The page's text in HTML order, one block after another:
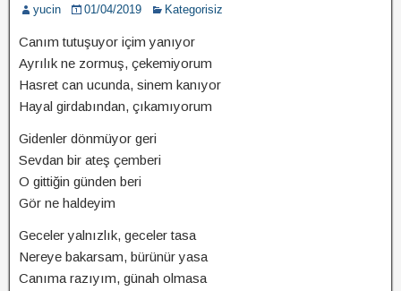
yucin 01/04/2019 Kategorisiz
Canım tutuşuyor içim yanıyor
Ayrılık ne zormuş, çekemiyorum
Hasret can ucunda, sinem kanıyor
Hayal girdabından, çıkamıyorum
Gidenler dönmüyor geri
Sevdan bir ateş çemberi
O gittiğin günden beri
Gör ne haldeyim
Geceler yalnızlık, geceler tasa
Nereye bakarsam, bürünür yasa
Canıma razıyım, günah olmasa